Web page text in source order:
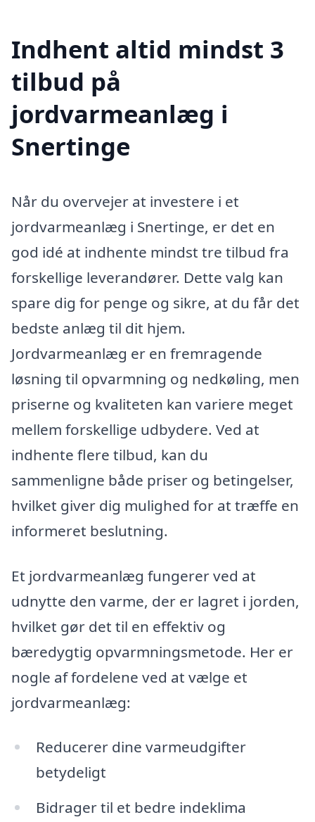
Indhent altid mindst 3
tilbud på
jordvarmeanlæg i
Snertinge
Når du overvejer at investere i et
jordvarmeanlæg i Snertinge, er det en
god idé at indhente mindst tre tilbud fra
forskellige leverandører. Dette valg kan
spare dig for penge og sikre, at du får det
bedste anlæg til dit hjem.
Jordvarmeanlæg er en fremragende
løsning til opvarmning og nedkøling, men
priserne og kvaliteten kan variere meget
mellem forskellige udbydere. Ved at
indhente flere tilbud, kan du
sammenligne både priser og betingelser,
hvilket giver dig mulighed for at træffe en
informeret beslutning.
Et jordvarmeanlæg fungerer ved at
udnytte den varme, der er lagret i jorden,
hvilket gør det til en effektiv og
bæredygtig opvarmningsmetode. Her er
nogle af fordelene ved at vælge et
jordvarmeanlæg:
Reducerer dine varmeudgifter
betydeligt
Bidrager til et bedre indeklima